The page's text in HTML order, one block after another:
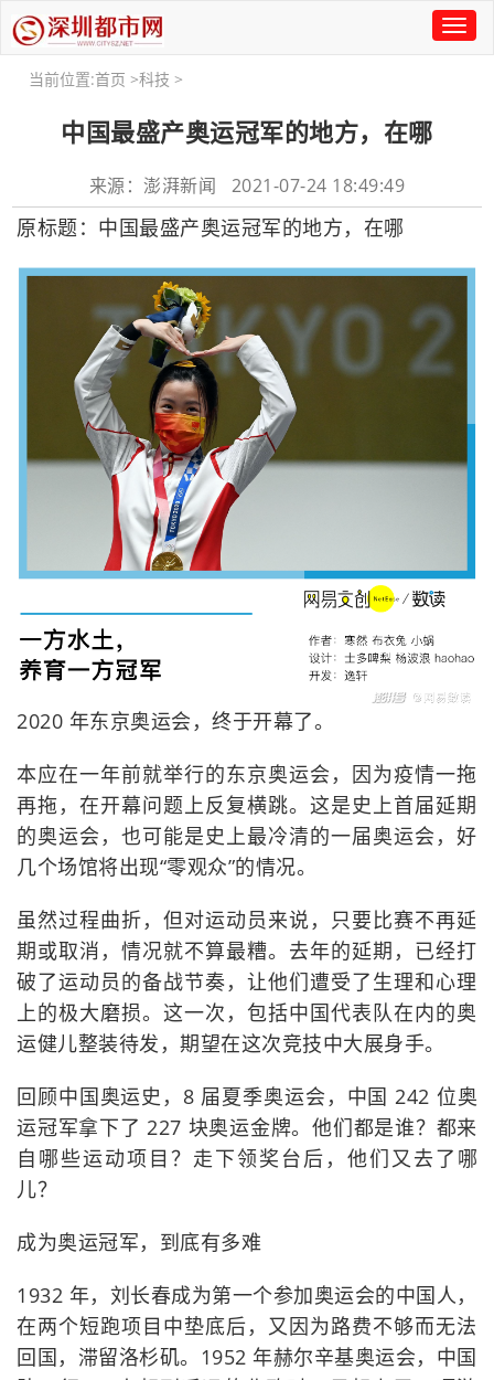
Toggle
当前位置:首页 >科技 >
中国最盛产奥运冠军的地方，在哪
来源：澎湃新闻 2021-07-24 18:49:49
原标题：中国最盛产奥运冠军的地方，在哪
2020 年东京奥运会，终于开幕了。
本应在一年前就举行的东京奥运会，因为疫情一拖
再拖，在开幕问题上反复横跳。这是史上首届延期
的奥运会，也可能是史上最冷清的一届奥运会，好
几个场馆将出现“零观众”的情况。
虽然过程曲折，但对运动员来说，只要比赛不再延
期或取消，情况就不算最糟。去年的延期，已经打
破了运动员的备战节奏，让他们遭受了生理和心理
上的极大磨损。这一次，包括中国代表队在内的奥
运健儿整装待发，期望在这次竞技中大展身手。
回顾中国奥运史，8 届夏季奥运会，中国 242 位奥
运冠军拿下了 227 块奥运金牌。他们都是谁？都来
自哪些运动项目？走下领奖台后，他们又去了哪
儿？
成为奥运冠军，到底有多难
1932 年，刘长春成为第一个参加奥运会的中国人，
在两个短跑项目中垫底后，又因为路费不够而无法
回国，滞留洛杉矶。1952 年赫尔辛基奥运会，中国